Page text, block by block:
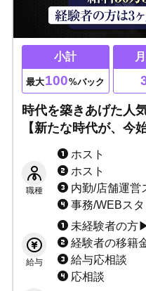
小計
最大100%バック
時代を築きあげた人
【新たな時代が、今
（経験者）大歓迎！
だ！
職種
ホスト
ホスト
内勤/店舗運営
事務/WEBスタ
給与
未経験者の方▶今だけ限定！お客様が0組0
経験者の移籍金、支度金制度▶
給与応相談
応相談